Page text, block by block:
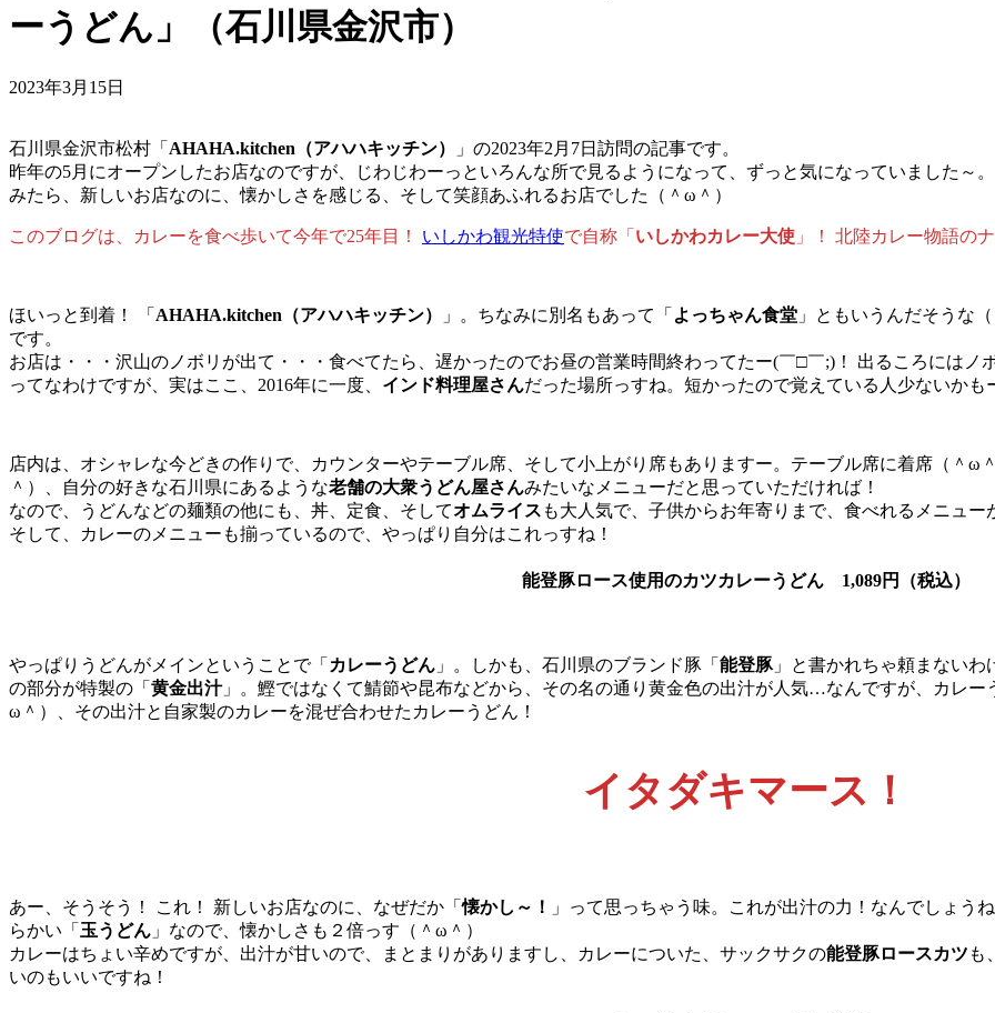
ーうどん」（石川県金沢市）
2023年3月15日
石川県金沢市松村「 AHAHA.kitchen（アハハキッチン）
」の2023年2月7日訪問の記事です。
昨年の5月にオープンしたお店なのですが、じわじわーっといろんな所で見るようになって、ずっと気になっていました～
みたら、新しいお店なのに、懐かしさを感じる、そして笑顔あふれるお店でした（＾ω＾）
このブログは、カレーを食べ歩いて今年で25年目！ いしかわ観光特使で自称「 いしかわカレー大使 」！ 北陸カレー物語の
ほいっと到着！ 「 AHAHA.kitchen（アハハキッチン） 」。ちなみに別名もあって「 よっちゃん食堂 」ともいうんだそうな
です。
お店は・・・沢山のノボリが出て・・・食べてたら、遅かったのでお昼の営業時間終わってたー(￣□￣;)！ 出るころには
ってなわけですが、実はここ、2016年に一度、 インド料理屋さんだった場所っすね。短かったので覚えている人少ないか
店内は、オシャレな今どきの作りで、カウンターやテーブル席、そして小上がり席もありますー。テーブル席に着席（＾
＾）、自分の好きな石川県にあるような老舗の大衆うどん屋さんみたいなメニューだと思っていただければ！
なので、うどんなどの麺類の他にも、丼、定食、そしてオムライス も大人気で、子供からお年寄りまで、食べれるメニュー
そして、カレーのメニューも揃っているので、やっぱり自分はこれっすね！
能登豚ロース使用のカツカレーうどん 1,089円（税込）
やっぱりうどんがメインということで「 カレーうどん 」。しかも、石川県のブランド豚「 能登豚」と書かれちゃ頼まないわ
の部分が特製の「 黄金出汁」。鰹ではなくて鯖節や昆布などから、その名の通り黄金色の出汁が人気…なんですが、カレー
ω＾）、その出汁と自家製のカレーを混ぜ合わせたカレーうどん！
イタダキマース！
あー、そうそう！ これ！ 新しいお店なのに、なぜだか「懐かし～！
」って思っちゃう味。これが出汁の力！なんでしょう
らかい「 玉うどん 」なので、懐かしさも２倍っす（＾ω＾）
カレーはちょい辛めですが、出汁が甘いので、まとまりがありますし、カレーについた、サックサクの能登豚ロースカツ も
いのもいいですね！